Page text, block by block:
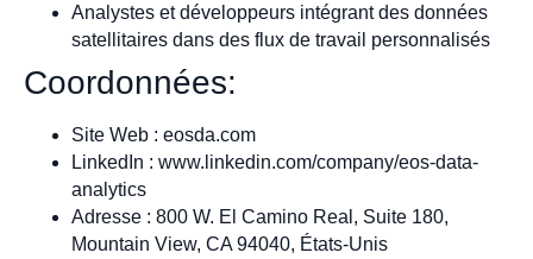
Analystes et développeurs intégrant des données
satellitaires dans des flux de travail personnalisés
Coordonnées:
Site Web : eosda.com
LinkedIn : www.linkedin.com/company/eos-data-
analytics
Adresse : 800 W. El Camino Real, Suite 180,
Mountain View, CA 94040, États-Unis